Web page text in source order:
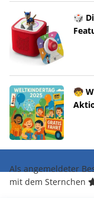
🎲
🧒
Als angemeldeter
mit dem Sternchen